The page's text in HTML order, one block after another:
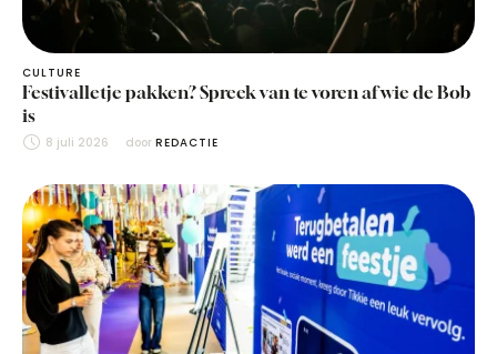
CULTURE
Festivalletje pakken? Spreek van te voren af wie de Bob
is
8 juli 2026 door REDACTIE